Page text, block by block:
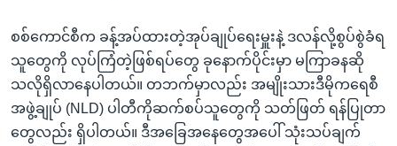
နေရာ
သို့
ကျော်
ရန်
စစ်ကောင်စီက ခန့်အပ်ထားတဲ့အုပ်ချုပ်ရေးမှူးနဲ့ ဒလန်လို့စွပ်စွဲခံရ
သူတွေကို လုပ်ကြံတဲ့ဖြစ်ရပ်တွေ ခုနောက်ပိုင်းမှာ မကြာခနဆို
သလိုရှိလာနေပါတယ်။ တဘက်မှာလည်း အမျိုးသားဒီမိုကရေစီ
အဖွဲ့ချုပ် (NLD) ပါတီကိုဆက်စပ်သူတွေကို သတ်ဖြတ် ရန်ပြုတာ
တွေလည်း ရှိပါတယ်။ ဒီအခြေအနေတွေအပေါ် သုံးသပ်ချက်